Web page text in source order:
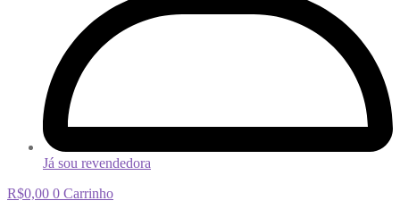
Já sou revendedora
R$0,00 0 Carrinho